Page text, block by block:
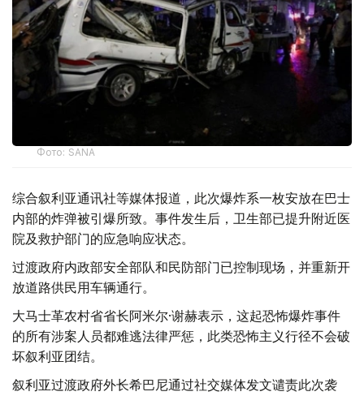
Фото: SANA
综合叙利亚通讯社等媒体报道，此次爆炸系一枚安放在巴士
内部的炸弹被引爆所致。事件发生后，卫生部已提升附近医
院及救护部门的应急响应状态。
过渡政府内政部安全部队和民防部门已控制现场，并重新开
放道路供民用车辆通行。
大马士革农村省省长阿米尔·谢赫表示，这起恐怖爆炸事件
的所有涉案人员都难逃法律严惩，此类恐怖主义行径不会破
坏叙利亚团结。
叙利亚过渡政府外长希巴尼通过社交媒体发文谴责此次袭